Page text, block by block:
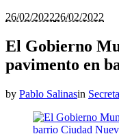
26/02/202226/02/2022
El Gobierno
pavimento en
by Pablo Salinasin